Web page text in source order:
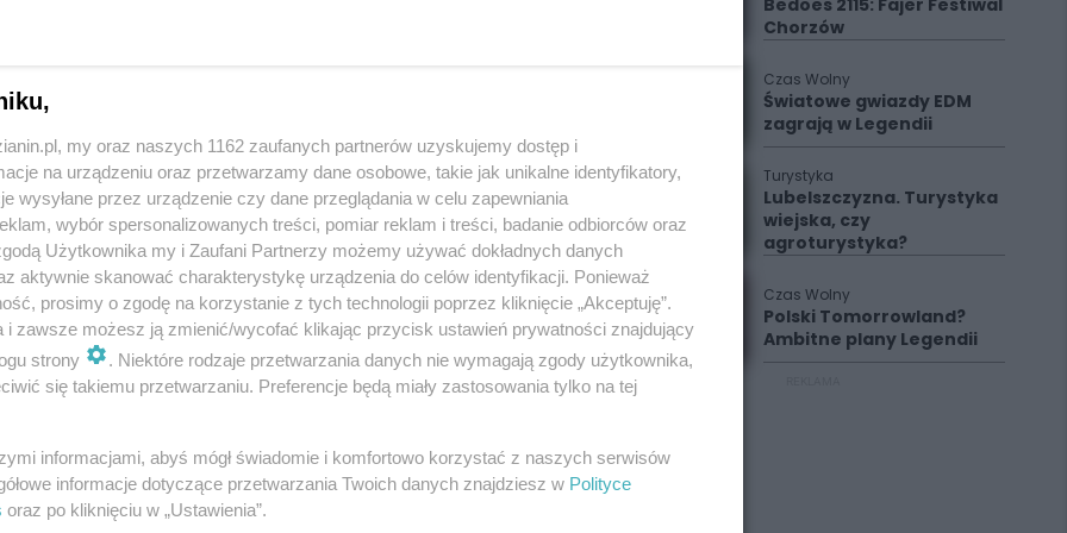
wykonanie kanalizacji deszczowej, nowego
Górnośląską, ul. ks. Ludwika Tunkla (od ul.
oraz ul. bpa Wilhelma Pluty.
od dnia zawarcia umowy, tj. od 20 maja 2024
Na ich realizację miasto pozyskało zewnętrzne
zł, które pochodzi z Rządowego Funduszu
rozbudowane będą ulice Dożynkowa i
Bedoes 2115: Fajer Festiwal
Chorzów
Czas Wolny
Światowe gwiazdy EDM
zagrają w Legendii
Turystyka
Lubelszczyzna. Turystyka
wiejska, czy
agroturystyka?
Czas Wolny
Polski Tomorrowland?
Ambitne plany Legendii
my oraz naszych 1162 zaufanych partnerów uzyskujemy dostęp i
na urządzeniu oraz przetwarzamy dane osobowe, takie jak unikalne identyfikatory,
wysyłane przez urządzenie czy dane przeglądania w celu zapewniania
wybór spersonalizowanych treści, pomiar reklam i treści, badanie odbiorców oraz
Użytkownika my i Zaufani Partnerzy możemy używać dokładnych danych
aktywnie skanować charakterystykę urządzenia do celów identyfikacji. Ponieważ
prosimy o zgodę na korzystanie z tych technologii poprzez kliknięcie „Akceptuję”.
i zawsze możesz ją zmienić/wycofać klikając przycisk ustawień prywatności znajdujący
strony
. Niektóre rodzaje przetwarzania danych nie wymagają zgody użytkownika,
się takiemu przetwarzaniu. Preferencje będą miały zastosowania tylko na tej
informacjami, abyś mógł świadomie i komfortowo korzystać z naszych serwisów
informacje dotyczące przetwarzania Twoich danych znajdziesz w Polityce
oraz po kliknięciu w „Ustawienia”.